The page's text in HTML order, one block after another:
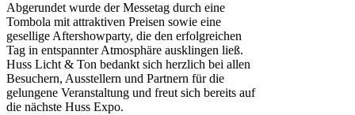
Abgerundet wurde der Messetag durch eine
Tombola mit attraktiven Preisen sowie eine
gesellige Aftershowparty, die den erfolgreichen
Tag in entspannter Atmosphäre ausklingen ließ.
Huss Licht & Ton bedankt sich herzlich bei allen
Besuchern, Ausstellern und Partnern für die
gelungene Veranstaltung und freut sich bereits auf
die nächste Huss Expo.